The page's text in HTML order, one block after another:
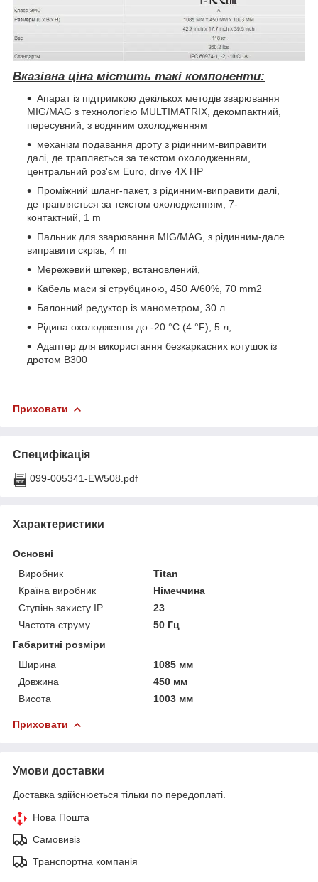
Вказівна ціна містить такі компоненти:
Апарат із підтримкою декількох методів зварювання
MIG/MAG з технологією MULTIMATRIX, декомпактний,
пересувний, з водяним охолодженням
механізм подавання дроту з рідинним-виправити
далі, де трапляється за текстом охолодженням,
центральний роз'єм Euro, drive 4X HP
Проміжний шланг-пакет, з рідинним-виправити далі,
де трапляється за текстом охолодженням, 7-
контактний, 1 m
Пальник для зварювання MIG/MAG, з рідинним-дале
виправити скрізь, 4 m
Мережевий штекер, встановлений,
Кабель маси зі струбциною, 450 A/60%, 70 mm2
Балонний редуктор із манометром, 30 л
Рідина охолодження до -20 °C (4 °F), 5 л,
Адаптер для використання безкаркасних котушок із
дротом B300
Приховати
Специфікація
099-005341-EW508.pdf
Характеристики
Основні
Виробник
Titan
Країна виробник
Німеччина
Ступінь захисту IP
23
Частота струму
50 Гц
Габаритні розміри
Ширина
1085 мм
Довжина
450 мм
Висота
1003 мм
Приховати
Умови доставки
Доставка здійснюється тільки по передоплаті.
Нова Пошта
Самовивіз
Транспортна компанія